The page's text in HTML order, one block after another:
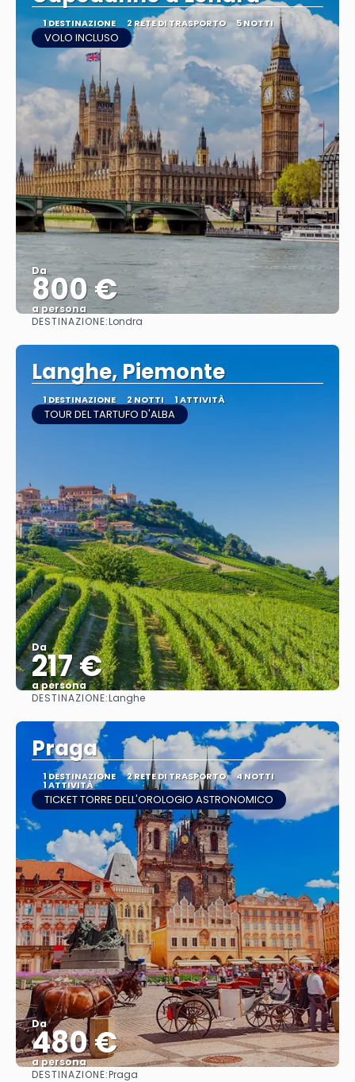
1 DESTINAZIONE 2 RETE DI TRASPORTO 5 NOTTI
VOLO INCLUSO
Da
800 €
a persona
DESTINAZIONE:Londra
Langhe, Piemonte
1 DESTINAZIONE 2 NOTTI 1 ATTIVITÀ
TOUR DEL TARTUFO D'ALBA
Da
217 €
a persona
DESTINAZIONE:Langhe
Praga
1 DESTINAZIONE 2 RETE DI TRASPORTO 4 NOTTI
1 ATTIVITÀ
TICKET TORRE DELL'OROLOGIO ASTRONOMICO
Da
480 €
a persona
DESTINAZIONE:Praga